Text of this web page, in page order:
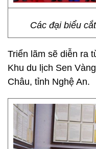
Các đại biểu
Triển lãm sẽ diễn ra
Khu du lịch Sen
Châu, tỉnh Nghệ An.